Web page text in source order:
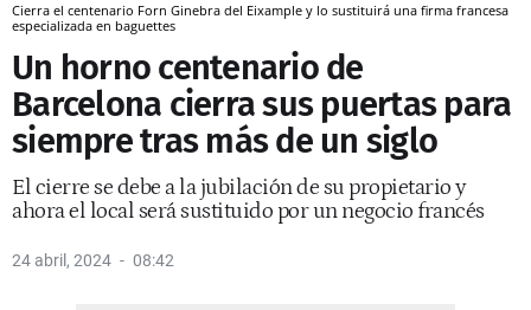
Cierra el centenario Forn Ginebra del Eixample y lo sustituirá una firma francesa
especializada en baguettes
Un horno centenario de
Barcelona cierra sus puertas para
siempre tras más de un siglo
El cierre se debe a la jubilación de su propietario y
ahora el local será sustituido por un negocio francés
24 abril, 2024 08:42